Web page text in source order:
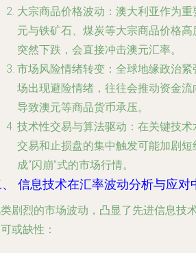
大宗商品价格波动 ：澳大利亚作为
元与铁矿石、煤炭等大宗商品价格
突然下跌，会直接冲击澳元汇率。
市场风险情绪转变 ：全球地缘政治
场出现避险情绪，往往会推动资金
导致澳元等商品货币承压。
技术性交易与算法驱动 ：在关键技
交易和止损盘的集中触发可能加剧
成“闪崩”式的市场行情。
信息技术在汇率波动分析与应对
剧烈的市场波动，凸显了先进信息技
或缺性：